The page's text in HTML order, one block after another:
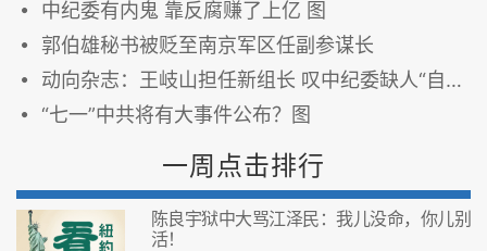
中纪委有内鬼 靠反腐赚了上亿 图
郭伯雄秘书被贬至南京军区任副参谋长
动向杂志：王岐山担任新组长 叹中纪委缺人“自身难保”
“七一”中共将有大事件公布？图
一周点击排行
陈良宇狱中大骂江泽民：我儿没命，你儿别
活！